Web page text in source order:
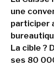
une
participer
La cible ?
ses 80